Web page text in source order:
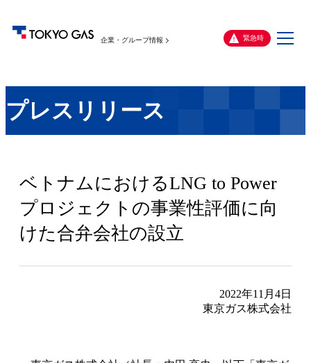
企業・グループ情報 緊急時
メ
プレスリリース
ベトナムにおけるLNG to Power
プロジェクトの事業性評価に向
けた合弁会社の設立
2022年11月4日
東京ガス株式会社